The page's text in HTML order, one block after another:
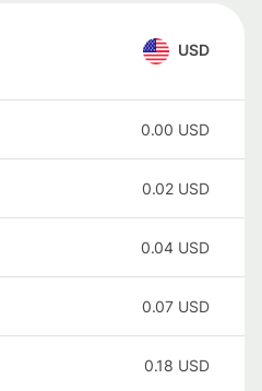
USD
0.00 USD
0.02 USD
0.04 USD
0.07 USD
0.18 USD